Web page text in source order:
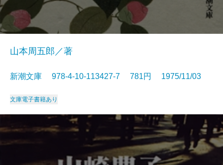
山本周五郎／著
新潮文庫 978-4-10-113427-7 781円 1975/11/03
文庫電子書籍あり